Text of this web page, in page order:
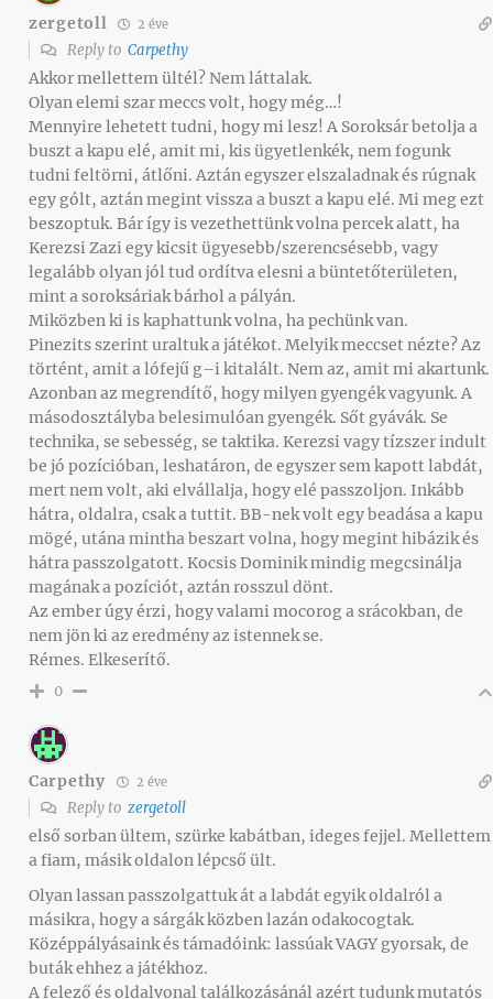
zergetoll 2 éve
Reply to Carpethy
Akkor mellettem ültél? Nem láttalak.
Olyan elemi szar meccs volt, hogy még…!
Mennyire lehetett tudni, hogy mi lesz! A Soroksár betolja a
buszt a kapu elé, amit mi, kis ügyetlenkék, nem fogunk
tudni feltörni, átlőni. Aztán egyszer elszaladnak és rúgnak
egy gólt, aztán megint vissza a buszt a kapu elé. Mi meg ezt
beszoptuk. Bár így is vezethettünk volna percek alatt, ha
Kerezsi Zazi egy kicsit ügyesebb/szerencsésebb, vagy
legalább olyan jól tud ordítva elesni a büntetőterületen,
mint a soroksáriak bárhol a pályán.
Miközben ki is kaphattunk volna, ha pechünk van.
Pinezits szerint uraltuk a játékot. Melyik meccset nézte? Az
történt, amit a lófejű g–i kitalált. Nem az, amit mi akartunk.
Azonban az megrendítő, hogy milyen gyengék vagyunk. A
másodosztályba belesimulóan gyengék. Sőt gyávák. Se
technika, se sebesség, se taktika. Kerezsi vagy tízszer indult
be jó pozícióban, leshatáron, de egyszer sem kapott labdát,
mert nem volt, aki elvállalja, hogy elé passzoljon. Inkább
hátra, oldalra, csak a tuttit. BB-nek volt egy beadása a kapu
mögé, utána mintha beszart volna, hogy megint hibázik és
hátra passzolgatott. Kocsis Dominik mindig megcsinálja
magának a pozíciót, aztán rosszul dönt.
Az ember úgy érzi, hogy valami mocorog a srácokban, de
nem jön ki az eredmény az istennek se.
Rémes. Elkeserítő.
0
Carpethy 2 éve
Reply to zergetoll
első sorban ültem, szürke kabátban, ideges fejjel. Mellettem
a fiam, másik oldalon lépcső ült.
Olyan lassan passzolgattuk át a labdát egyik oldalról a
másikra, hogy a sárgák közben lazán odakocogtak.
Középpályásaink és támadóink: lassúak VAGY gyorsak, de
buták ehhez a játékhoz.
A felező és oldalvonal találkozásánál azért tudunk mutatós